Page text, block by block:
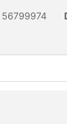
56799974